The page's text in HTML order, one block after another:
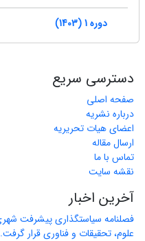
دوره 1 (1403)
دسترسی سریع
صفحه اصلی
درباره نشریه
اعضای هیات تحریریه
ارسال مقاله
تماس با ما
نقشه سایت
آخرین اخبار
علوم، تحقیقات و فناوری قرار گرفت.